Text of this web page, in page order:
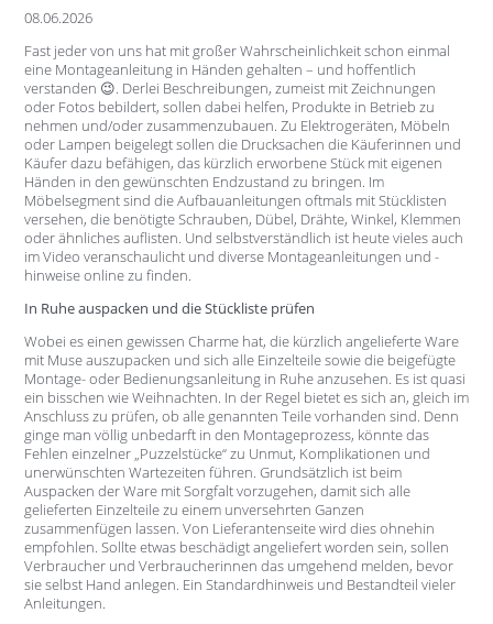
08.06.2026
Fast jeder von uns hat mit großer Wahrscheinlichkeit schon einmal
eine Montageanleitung in Händen gehalten – und hoffentlich
verstanden 😉. Derlei Beschreibungen, zumeist mit Zeichnungen
oder Fotos bebildert, sollen dabei helfen, Produkte in Betrieb zu
nehmen und/oder zusammenzubauen. Zu Elektrogeräten, Möbeln
oder Lampen beigelegt sollen die Drucksachen die Käuferinnen und
Käufer dazu befähigen, das kürzlich erworbene Stück mit eigenen
Händen in den gewünschten Endzustand zu bringen. Im
Möbelsegment sind die Aufbauanleitungen oftmals mit Stücklisten
versehen, die benötigte Schrauben, Dübel, Drähte, Winkel, Klemmen
oder ähnliches auflisten. Und selbstverständlich ist heute vieles auch
im Video veranschaulicht und diverse Montageanleitungen und -
hinweise online zu finden.
In Ruhe auspacken und die Stückliste prüfen
Wobei es einen gewissen Charme hat, die kürzlich angelieferte Ware
mit Muse auszupacken und sich alle Einzelteile sowie die beigefügte
Montage- oder Bedienungsanleitung in Ruhe anzusehen. Es ist quasi
ein bisschen wie Weihnachten. In der Regel bietet es sich an, gleich im
Anschluss zu prüfen, ob alle genannten Teile vorhanden sind. Denn
ginge man völlig unbedarft in den Montageprozess, könnte das
Fehlen einzelner „Puzzelstücke“ zu Unmut, Komplikationen und
unerwünschten Wartezeiten führen. Grundsätzlich ist beim
Auspacken der Ware mit Sorgfalt vorzugehen, damit sich alle
gelieferten Einzelteile zu einem unversehrten Ganzen
zusammenfügen lassen. Von Lieferantenseite wird dies ohnehin
empfohlen. Sollte etwas beschädigt angeliefert worden sein, sollen
Verbraucher und Verbraucherinnen das umgehend melden, bevor
sie selbst Hand anlegen. Ein Standardhinweis und Bestandteil vieler
Anleitungen.